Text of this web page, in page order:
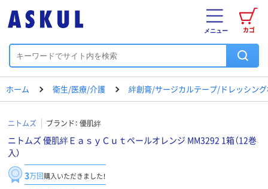
カゴ
メニュー
ホーム 衛生/医療/介護 絆創膏/サージカルテープ/ドレッシン
ニトムズ ブランド： 優肌絆
ニトムズ 優肌絆ＥａｓｙＣｕｔペールオレンジ MM3292 1箱（12巻
入）
3万回購入いただきました！